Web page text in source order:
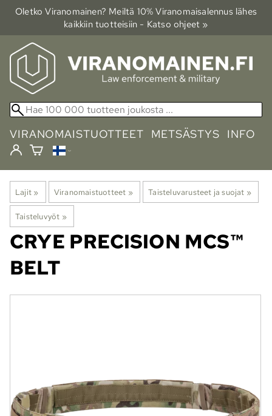
Oletko Viranomainen? Meiltä 10% Viranomais­alennus lähes
kaikkiin tuotteisiin - Katso ohjeet »
VIRANOMAISTUOTTEET METSÄSTYS INFO
Lajit ‪» Viranomaistuotteet ‪» Taisteluvarusteet ja suojat ‪»
Taisteluvyöt ‪»
CRYE PRECISION MCS™
BELT